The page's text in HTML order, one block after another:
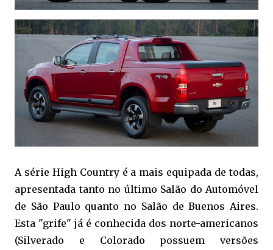
A série High Country é a mais equipada de todas,
apresentada tanto no último Salão do Automóvel
de São Paulo quanto no Salão de Buenos Aires.
Esta "grife" já é conhecida dos norte-americanos
(Silverado e Colorado possuem versões